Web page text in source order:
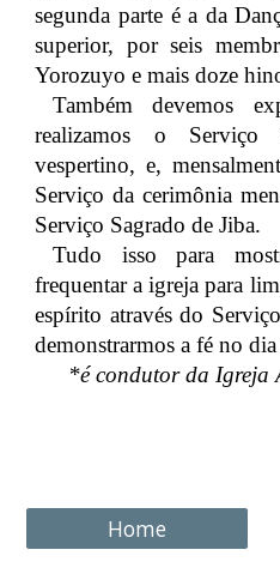
segunda parte é a da
superior, por seis
Yorozuyo e mais doze
Também devemos
realizamos o
vespertino, e,
Serviço da cerimônia
Serviço Sagrado de Jiba.
Tudo isso para
frequentar a igreja para
espírito através do
demonstrarmos a fé no
*é condutor da Igreja
Home